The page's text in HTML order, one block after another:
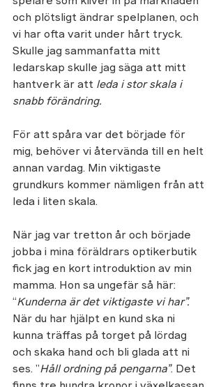
och plötsligt ändrar spelplanen, och
vi har ofta varit under hårt tryck.
Skulle jag sammanfatta mitt
ledarskap skulle jag säga att mitt
hantverk är att leda i stor skala i
snabb förändring.
För att spåra var det började för
mig, behöver vi återvända till en helt
annan vardag. Min viktigaste
grundkurs kommer nämligen från att
leda i liten skala.
När jag var tretton år och började
jobba i mina föräldrars optikerbutik
fick jag en kort introduktion av min
mamma. Hon sa ungefär så här:
“Kunderna är det viktigaste vi har”.
När du har hjälpt en kund ska ni
kunna träffas på torget på lördag
och skaka hand och bli glada att ni
ses. ”Håll ordning på pengarna”. Det